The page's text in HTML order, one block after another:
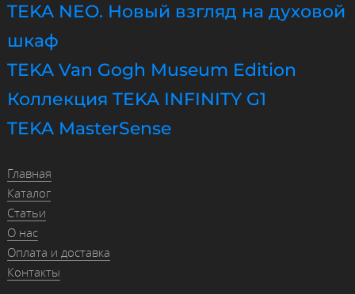
TEKA NEO. Новый взгляд на духовой
шкаф
TEKA Van Gogh Museum Edition
Коллекция TEKA INFINITY G1
TEKA MasterSense
Главная
Каталог
Статьи
О нас
Оплата и доставка
Контакты